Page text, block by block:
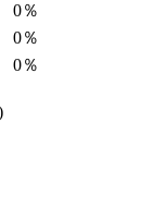
0％
0％
0％